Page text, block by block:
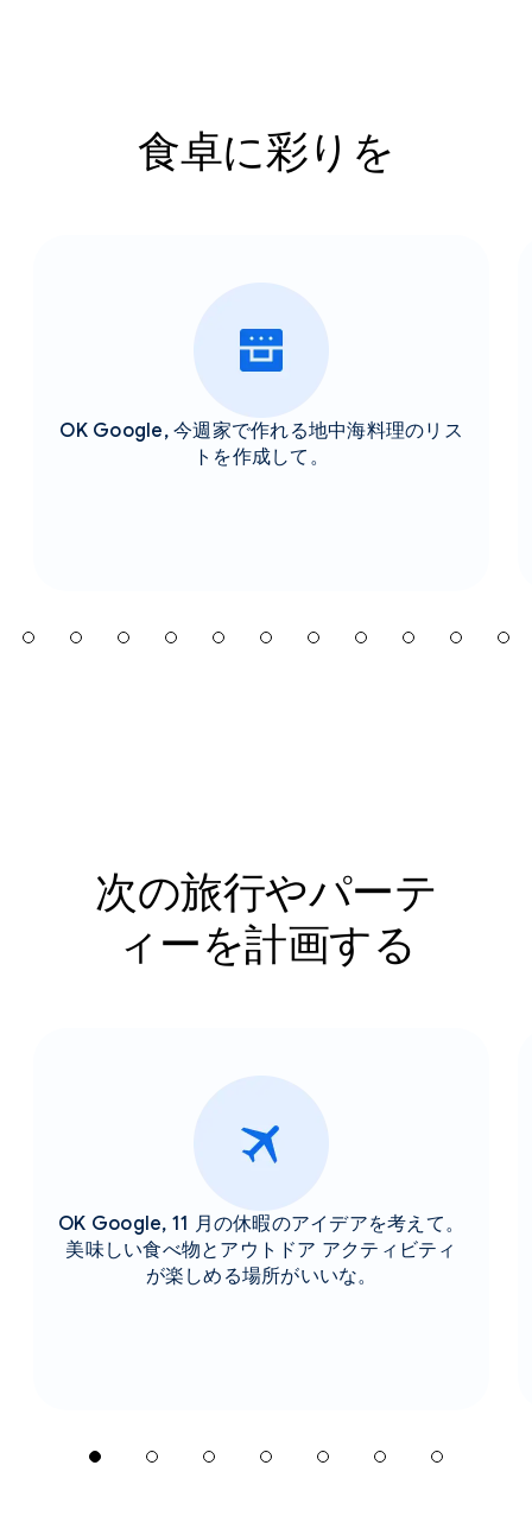
食卓に彩りを
OK Google, 今週家で作れる地中海料理のリス
トを作成して。
次の旅行やパーテ
ィーを計画する
OK Google, 11 月の休暇のアイデアを考えて。
美味しい食べ物とアウトドア アクティビティ
が楽しめる場所がいいな。